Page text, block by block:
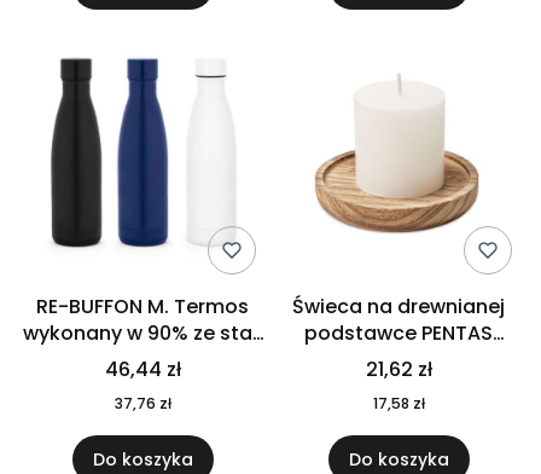
RE-BUFFON M. Termos
wykonany w 90% ze stali
nierdzewnej
pochodzącej z
recyklingu 520 ml 94294
46,44 zł
37,76 zł
Do koszyka
Świeca na drewnianej
podstawce PENTAS
MO6282-40
21,62 zł
17,58 zł
Do koszyka